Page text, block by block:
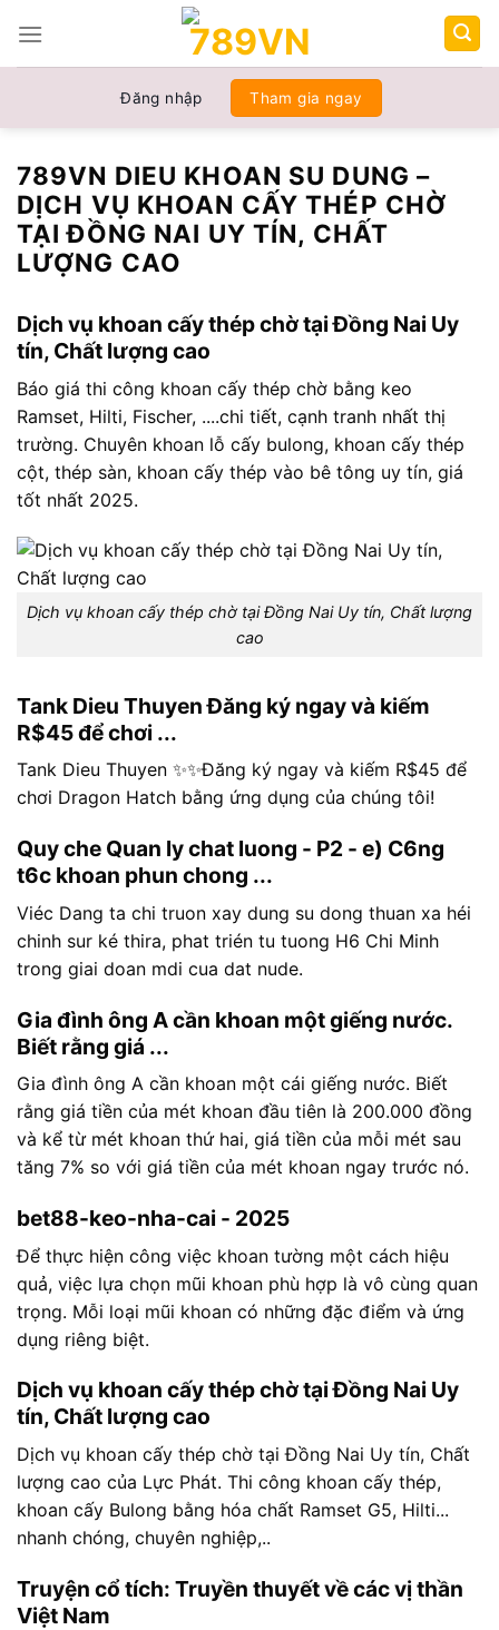
đến
nội
Đăng nhập Tham gia ngay
789VN DIEU KHOAN SU DUNG –
DỊCH VỤ KHOAN CẤY THÉP CHỜ
TẠI ĐỒNG NAI UY TÍN, CHẤT
LƯỢNG CAO
Dịch vụ khoan cấy thép chờ tại Đồng Nai Uy
tín, Chất lượng cao
Báo giá thi công khoan cấy thép chờ bằng keo
Ramset, Hilti, Fischer, ....chi tiết, cạnh tranh nhất thị
trường. Chuyên khoan lỗ cấy bulong, khoan cấy thép
cột, thép sàn, khoan cấy thép vào bê tông uy tín, giá
tốt nhất 2025.
Dịch vụ khoan cấy thép chờ tại Đồng Nai Uy tín, Chất lượng
cao
Tank Dieu Thuyen Đăng ký ngay và kiếm
R$45 để chơi ...
Tank Dieu Thuyen ✨✨Đăng ký ngay và kiếm R$45 để
chơi Dragon Hatch bằng ứng dụng của chúng tôi!
Quy che Quan ly chat luong - P2 - e) C6ng
t6c khoan phun chong ...
Viéc Dang ta chi truon xay dung su dong thuan xa héi
chinh sur ké thira, phat trién tu tuong H6 Chi Minh
trong giai doan mdi cua dat nude.
Gia đình ông A cần khoan một giếng nước.
Biết rằng giá ...
Gia đình ông A cần khoan một cái giếng nước. Biết
rằng giá tiền của mét khoan đầu tiên là 200.000 đồng
và kể từ mét khoan thứ hai, giá tiền của mỗi mét sau
tăng 7% so với giá tiền của mét khoan ngay trước nó.
bet88-keo-nha-cai - 2025
Để thực hiện công việc khoan tường một cách hiệu
quả, việc lựa chọn mũi khoan phù hợp là vô cùng quan
trọng. Mỗi loại mũi khoan có những đặc điểm và ứng
dụng riêng biệt.
Dịch vụ khoan cấy thép chờ tại Đồng Nai Uy
tín, Chất lượng cao
Dịch vụ khoan cấy thép chờ tại Đồng Nai Uy tín, Chất
lượng cao của Lực Phát. Thi công khoan cấy thép,
khoan cấy Bulong bằng hóa chất Ramset G5, Hilti...
nhanh chóng, chuyên nghiệp,..
Truyện cổ tích: Truyền thuyết về các vị thần
Việt Nam